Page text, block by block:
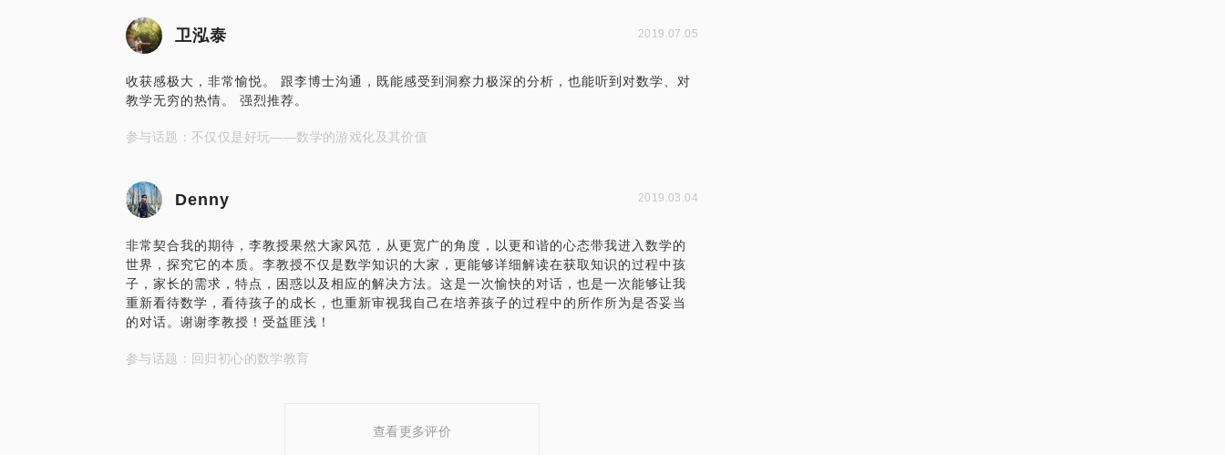
卫泓泰 2019.07.05
收获感极大，非常愉悦。 跟李博士沟通，既能感受到洞察力极深的分析，也能听到对数学、对
教学无穷的热情。 强烈推荐。
参与话题：不仅仅是好玩——数学的游戏化及其价值
Denny 2019.03.04
非常契合我的期待，李教授果然大家风范，从更宽广的角度，以更和谐的心态带我进入数学的
世界，探究它的本质。李教授不仅是数学知识的大家，更能够详细解读在获取知识的过程中孩
子，家长的需求，特点，困惑以及相应的解决方法。这是一次愉快的对话，也是一次能够让我
重新看待数学，看待孩子的成长，也重新审视我自己在培养孩子的过程中的所作所为是否妥当
的对话。谢谢李教授！受益匪浅！
参与话题：回归初心的数学教育
查看更多评价